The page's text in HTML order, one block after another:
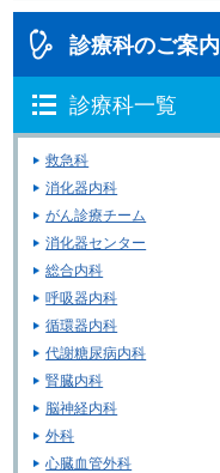
診療科のご案内
診療科一覧
救急科
消化器内科
がん診療チーム
消化器センター
総合内科
呼吸器内科
循環器内科
代謝糖尿病内科
腎臓内科
脳神経内科
外科
心臓血管外科